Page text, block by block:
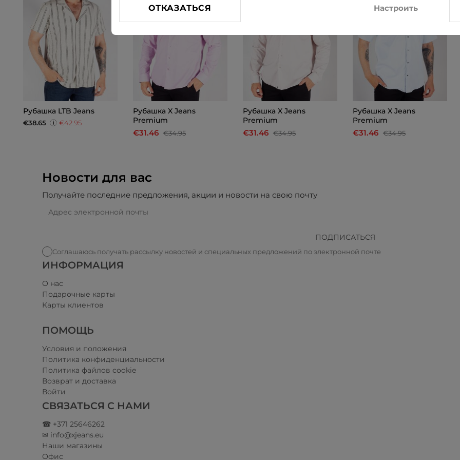
Рубашка LTB Jeans
€38.65 €42.95
Рубашка X Jeans
Premium
€31.46 €34.95
Рубашка X Jeans
Premium
€31.46 €34.95
Рубашка X Jeans
Premium
€31.46 €34.95
Новости для вас
Получайте последние предложения, акции и новости на свою почту
ПОДПИСАТЬСЯ
Соглашаюсь получать рассылку новостей и специальных предложений по электронной почте
ИНФОРМАЦИЯ
О нас
Подарочные карты
Карты клиентов
ПОМОЩЬ
Условия и положения​
Политика конфиденциальности
Политика файлов cookie
Возврат и доставка
Войти
СВЯЗАТЬСЯ С НАМИ
☎ +371 25646262
✉ info@xjeans.eu
Наши магазины
Офис
ОТКАЗАТЬСЯ Настроить